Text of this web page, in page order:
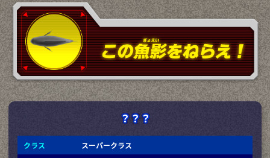
？？？
クラス
スーパークラス